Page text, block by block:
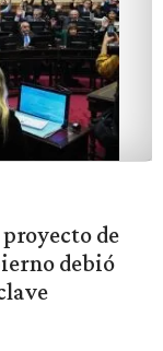
de
debió